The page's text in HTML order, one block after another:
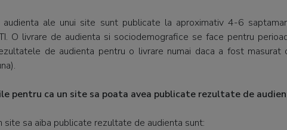
ale unui site sunt publicate la aproximativ 4-6
O livrare de audienta si sociodemografice se face pentru
de audienta pentru o livrare numai daca a fost masurat
pentru ca un site sa poata avea publicate rezultate de
site sa aiba publicate rezultate de audienta sunt: